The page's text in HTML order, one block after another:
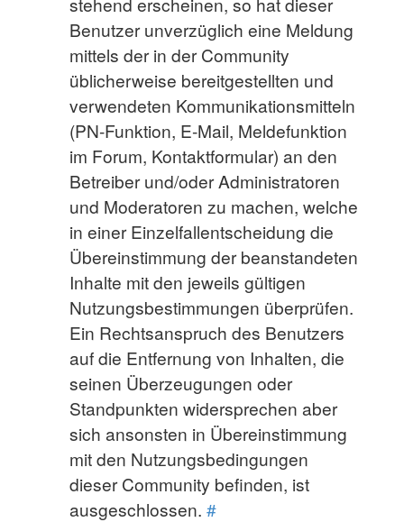
Benutzer unverzüglich eine Meldung
mittels der in der Community
üblicherweise bereitgestellten und
verwendeten Kommunikationsmitteln
(PN-Funktion, E-Mail, Meldefunktion
im Forum, Kontaktformular) an den
Betreiber und/oder Administratoren
und Moderatoren zu machen, welche
in einer Einzelfallentscheidung die
Übereinstimmung der beanstandeten
Inhalte mit den jeweils gültigen
Nutzungsbestimmungen überprüfen.
Ein Rechtsanspruch des Benutzers
auf die Entfernung von Inhalten, die
seinen Überzeugungen oder
Standpunkten widersprechen aber
sich ansonsten in Übereinstimmung
mit den Nutzungsbedingungen
dieser Community befinden, ist
ausgeschlossen. #